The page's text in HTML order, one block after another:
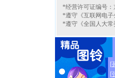
*经营许可证编号：
*遵守《互联网电子
*遵守《全国人大常